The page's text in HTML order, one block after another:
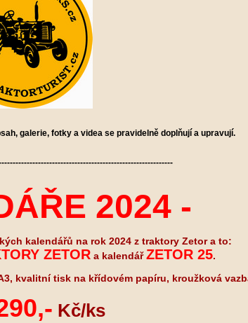
galerie, fotky a videa se pravidelně doplňují a upravují.
2024 -
kalendářů na rok 2024 z traktory Zetor a to:
ZETORa kalendářZETOR 25.
kvalitní tisk na křídovém papíru, kroužková
Kč/ks